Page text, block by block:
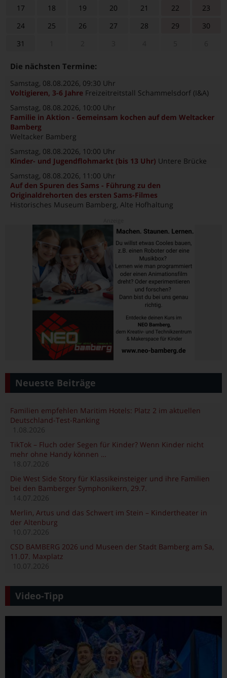
17 18 19 20 21 22
23
24
25 26 27 28 29
30
31
Die nächsten Termine:
Samstag, 08.08.2026, 09:30 Uhr
Voltigieren, 3-6 Jahre Freizeitreitstall Schammelsdorf (I&A)
Samstag, 08.08.2026, 10:00 Uhr
Familie in Aktion - Gemeinsam kochen auf dem Weltacker
Bamberg
Weltacker Bamberg
Samstag, 08.08.2026, 10:00 Uhr
Kinder- und Jugendflohmarkt (bis 13 Uhr) Untere Brücke
Samstag, 08.08.2026, 11:00 Uhr
Auf den Spuren des Sams - Führung zu den
Originaldrehorten des ersten Sams-Filmes
Historisches Museum Bamberg, Alte Hofhaltung
Neueste Beiträge
Familien empfehlen Maritim Hotels: Platz 2 im aktuellen
Deutschland-Test-Ranking
1.08.2026
TikTok – Fluch oder Segen für Kinder? Wenn Kinder nicht
mehr ohne Handy können …
18.07.2026
Die West Side Story für Klassikeinsteiger und ihre Familien
bei den Bamberger Symphonikern, 29.7.
14.07.2026
Merlin, Artus und das Schwert im Stein – Kindertheater in
der Altenburg
10.07.2026
CSD BAMBERG 2026 und Museen der Stadt Bamberg am Sa,
11.07. Maxplatz
10.07.2026
Video-Tipp